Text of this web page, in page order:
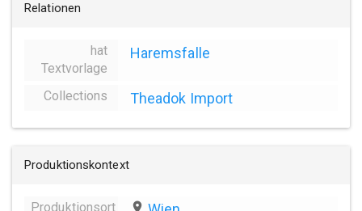
Relationen
hat
Textvorlage
Haremsfalle
Collections Theadok Import
Produktionskontext
Produktionsort place